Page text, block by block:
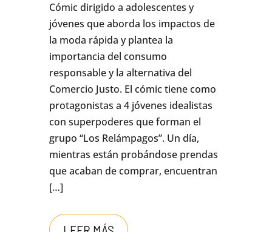
Cómic dirigido a adolescentes y
jóvenes que aborda los impactos de
la moda rápida y plantea la
importancia del consumo
responsable y la alternativa del
Comercio Justo. El cómic tiene como
protagonistas a 4 jóvenes idealistas
con superpoderes que forman el
grupo “Los Relámpagos”. Un día,
mientras están probándose prendas
que acaban de comprar, encuentran
[…]